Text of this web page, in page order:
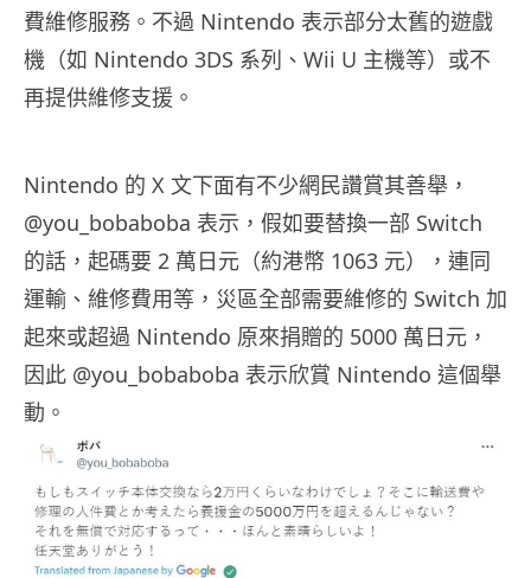
費維修服務。不過 Nintendo 表示部分太舊的遊戲
機（如 Nintendo 3DS 系列、Wii U 主機等）或不
再提供維修支援。
Nintendo 的 X 文下面有不少網民讚賞其善舉，
@you_bobaboba 表示，假如要替換一部 Switch
的話，起碼要 2 萬日元（約港幣 1063 元），連同
運輸、維修費用等，災區全部需要維修的 Switch 加
起來或超過 Nintendo 原來捐贈的 5000 萬日元，
因此 @you_bobaboba 表示欣賞 Nintendo 這個舉
動。